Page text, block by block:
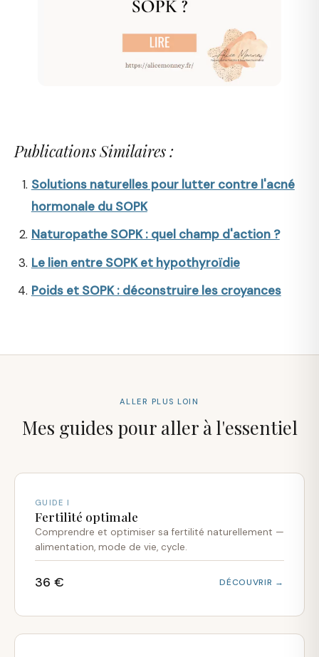
Publications Similaires :
Solutions naturelles pour lutter contre l'acné
hormonale du SOPK
Naturopathe SOPK : quel champ d'action ?
Le lien entre SOPK et hypothyroïdie
Poids et SOPK : déconstruire les croyances
ALLER PLUS LOIN
Mes guides pour aller à l'essentiel
GUIDE I
Fertilité optimale
Comprendre et optimiser sa fertilité naturellement —
alimentation, mode de vie, cycle.
36 € DÉCOUVRIR →